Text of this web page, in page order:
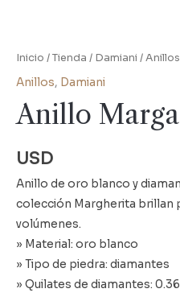
Inicio /Tienda / Damiani /Anillos
Anillos, Damiani
Anillo
USD
Anillo de oro blanco y
colección Margherita brillan
volúmenes.
» Material: oro blanco
» Tipo de piedra: diamantes
» Quilates de diamantes: